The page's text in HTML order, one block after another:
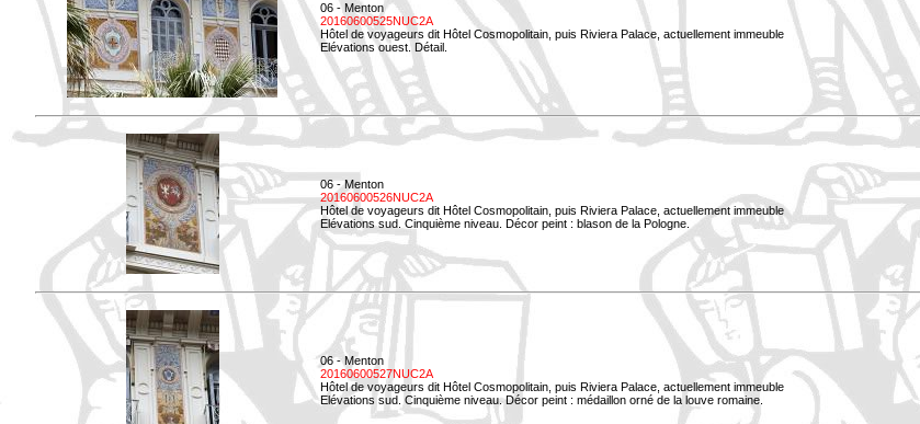
06 - Menton
20160600525NUC2A
Hôtel de voyageurs dit Hôtel Cosmopolitain, puis Riviera Palace, actuellement immeuble
Elévations ouest. Détail.
06 - Menton
20160600526NUC2A
Hôtel de voyageurs dit Hôtel Cosmopolitain, puis Riviera Palace, actuellement immeuble
Elévations sud. Cinquième niveau. Décor peint : blason de la Pologne.
06 - Menton
20160600527NUC2A
Hôtel de voyageurs dit Hôtel Cosmopolitain, puis Riviera Palace, actuellement immeuble
Elévations sud. Cinquième niveau. Décor peint : médaillon orné de la louve romaine.